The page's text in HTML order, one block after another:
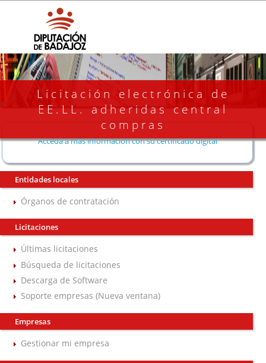
Licitación electrónica de
EE.LL. adheridas central
compras
Acceda a más información con su certificado digital
Entidades locales
Órganos de contratación
Licitaciones
Últimas licitaciones
Búsqueda de licitaciones
Descarga de Software
Soporte empresas (Nueva ventana)
Empresas
Gestionar mi empresa